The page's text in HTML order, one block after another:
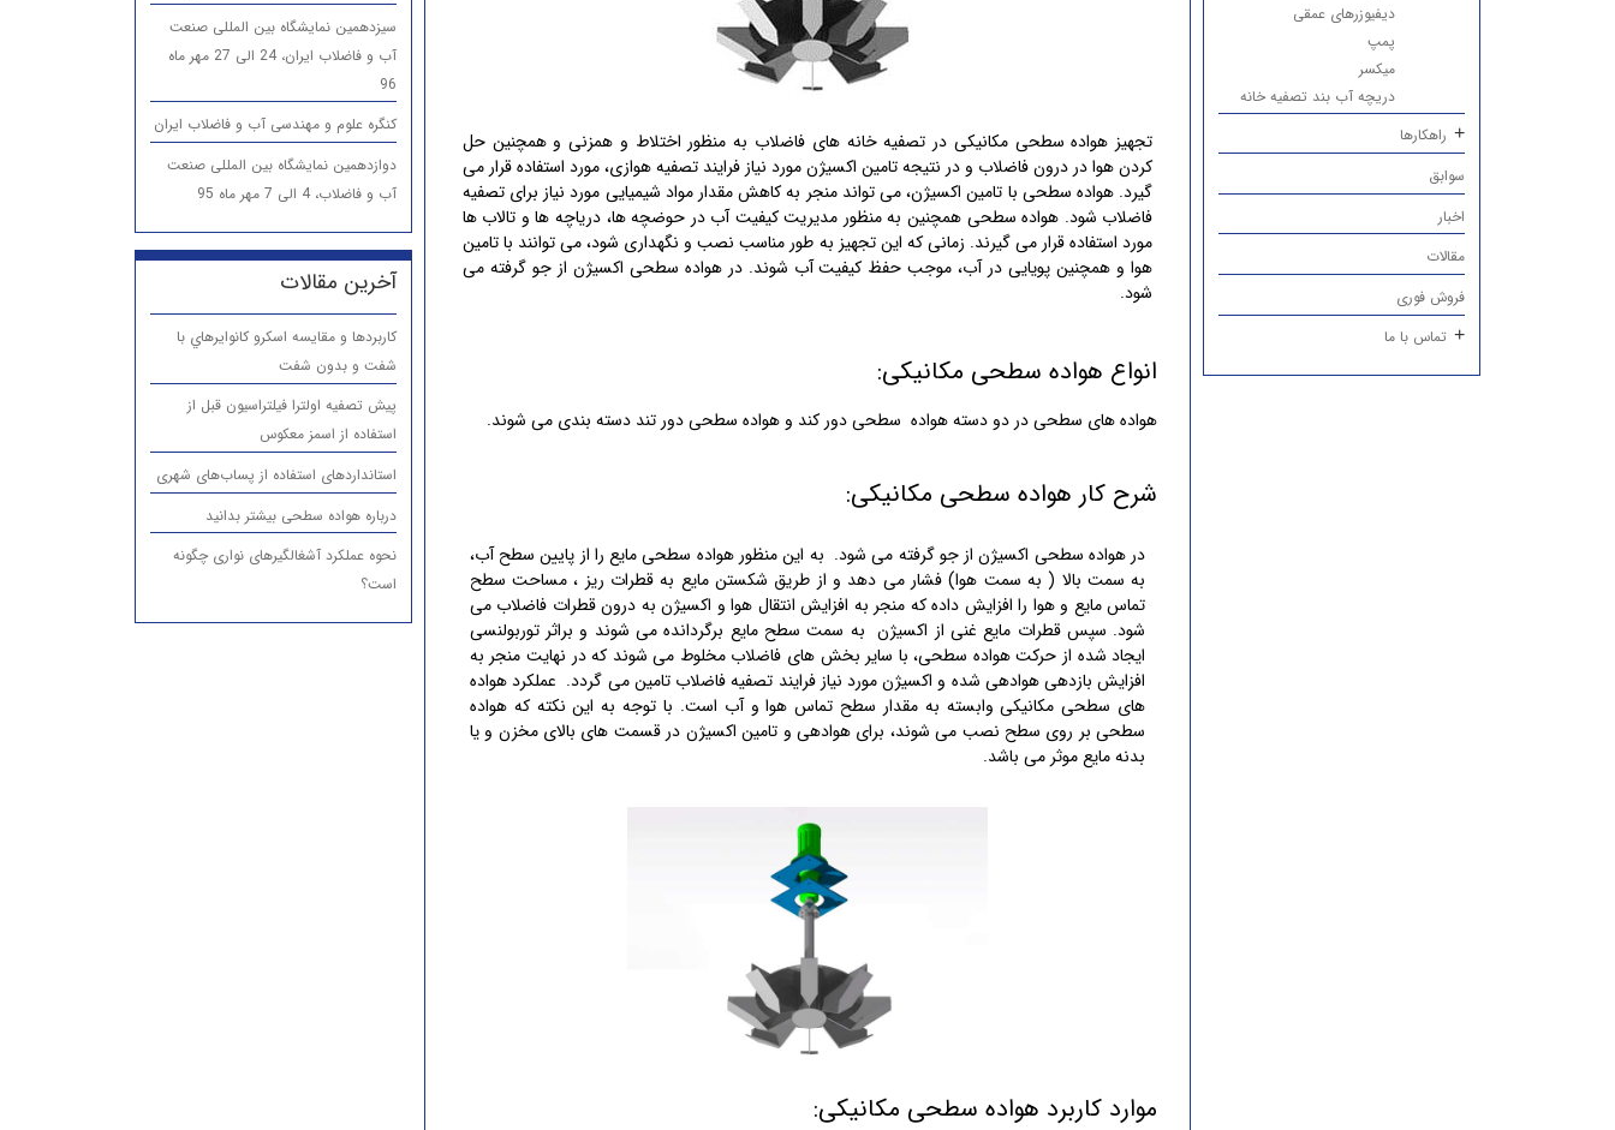
دیفیوزرهای عمقی
پمپ
میکسر
دریچه آب بند تصفیه خانه
راهکارها
سوابق
اخبار
مقالات
فروش فوری
تماس با ما
تجهیز هواده سطحی مکانیکی در تصفیه خانه های فاضلاب به منظور اختلاط و همزنی و همچنین حل
کردن هوا در درون فاضلاب و در نتیجه تامین اکسیژن مورد نیاز فرایند تصفیه هوازی، مورد استفاده قرار می
گیرد. هواده سطحی با تامین اکسیژن، می تواند منجر به کاهش مقدار مواد شیمیایی مورد نیاز برای تصفیه
فاضلاب شود. هواده سطحی همچنین به منظور مدیریت کیفیت آب در حوضچه ها، دریاچه ها و تالاب ها
مورد استفاده قرار می گیرند. زمانی که این تجهیز به طور مناسب نصب و نگهداری شود، می توانند با تامین
هوا و همچنین پویایی در آب، موجب حفظ کیفیت آب شوند. در هواده سطحی اکسیژن از جو گرفته می
شود.
انواع هواده سطحی مکانیکی:
هواده های سطحی در دو دسته هواده سطحی دور کند و هواده سطحی دور تند دسته بندی می شوند.
شرح کار هواده سطحی مکانیکی:
در هواده سطحی اکسیژن از جو گرفته می شود. به این منظور هواده سطحی مایع را از پایین سطح آب،
به سمت بالا ( به سمت هوا) فشار می دهد و از طریق شکستن مایع به قطرات ریز ، مساحت سطح
تماس مایع و هوا را افزایش داده که منجر به افزایش انتقال هوا و اکسیژن به درون قطرات فاضلاب می
شود. سپس قطرات مایع غنی از اکسیژن به سمت سطح مایع برگردانده می شوند و براثر توربولنسی
ایجاد شده از حرکت هواده سطحی، با سایر بخش های فاضلاب مخلوط می شوند که در نهایت منجر به
افزایش بازدهی هوادهی شده و اکسیژن مورد نیاز فرایند تصفیه فاضلاب تامین می گردد. عملکرد هواده
های سطحی مکانیکی وابسته به مقدار سطح تماس هوا و آب است. با توجه به این نکته که هواده
سطحی بر روی سطح نصب می شوند، برای هوادهی و تامین اکسیژن در قسمت های بالای مخزن و یا
بدنه مایع موثر می باشد.
موارد کاربرد هواده سطحی مکانیکی:
سیزدهمین نمایشگاه بین المللی صنعت
آب و فاضلاب ایران، 24 الی 27 مهر ماه
96
کنگره علوم و مهندسی آب و فاضلاب ایران
دوازدهمین نمایشگاه بین المللی صنعت
آب و فاضلاب، 4 الی 7 مهر ماه 95
آخرین مقالات
كاربردها و مقایسه اسكرو كانوايرهاي با
شفت و بدون شفت
پیش تصفیه اولترا فیلتراسیون قبل از
استفاده از اسمز معکوس
استانداردهای استفاده از پساب‌های شهری
درباره هواده سطحی بیشتر بدانید
نحوه عملکرد آشغالگیرهای نواری چگونه
است؟